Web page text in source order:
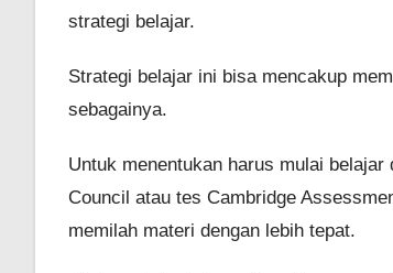
strategi belajar.
Strategi belajar ini bisa mencakup
sebagainya.
Untuk menentukan harus mulai
Council atau tes Cambridge
memilah materi dengan lebih tepat.